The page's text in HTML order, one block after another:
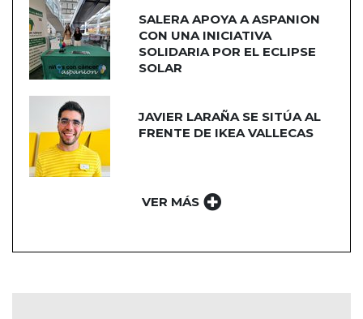
SALERA APOYA A ASPANION
CON UNA INICIATIVA
SOLIDARIA POR EL ECLIPSE
SOLAR
JAVIER LARAÑA SE SITÚA AL
FRENTE DE IKEA VALLECAS
VER MÁS